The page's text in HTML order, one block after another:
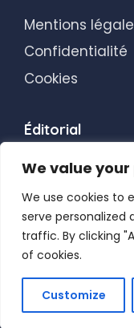
We value
We use cookies to
serve personalized
traffic. By clicking
of cookies.
Customize
Mentions
Confidentialité
Cookies
Éditorial
Transparence
Blog
© 2026